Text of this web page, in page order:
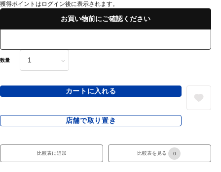
獲得ポイントはログイン後に表示されます。
お買い物前にご確認ください
数量
カートに入れる
店舗で取り置き
比較表に追加 比較表を見る 0